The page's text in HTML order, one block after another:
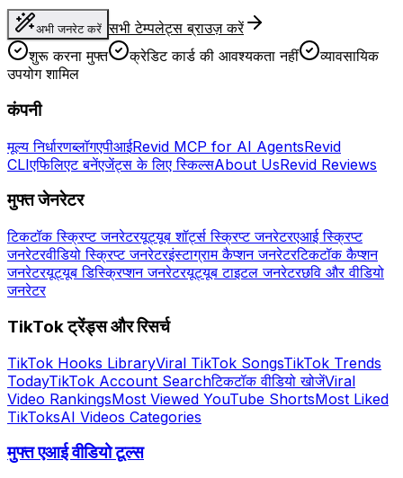
अभी जनरेट करें सभी टेम्पलेट्स ब्राउज़ करें
शुरू करना मुफ्त
क्रेडिट कार्ड की आवश्यकता नहीं
व्यावसायिक
उपयोग शामिल
कंपनी
मूल्य निर्धारणब्लॉगएपीआईRevid MCP for AI AgentsRevid
CLIएफिलिएट बनेंएजेंट्स के लिए स्किल्सAbout UsRevid Reviews
मुफ्त जेनरेटर
टिकटॉक स्क्रिप्ट जनरेटरयूट्यूब शॉर्ट्स स्क्रिप्ट जनरेटरएआई स्क्रिप्ट
जनरेटरवीडियो स्क्रिप्ट जनरेटरइंस्टाग्राम कैप्शन जनरेटरटिकटॉक कैप्शन
जनरेटरयूट्यूब डिस्क्रिप्शन जनरेटरयूट्यूब टाइटल जनरेटरछवि और वीडियो
जनरेटर
TikTok ट्रेंड्स और रिसर्च
TikTok Hooks LibraryViral TikTok SongsTikTok Trends
TodayTikTok Account Searchटिकटॉक वीडियो खोजेंViral
Video RankingsMost Viewed YouTube ShortsMost Liked
TikToksAI Videos Categories
मुफ्त एआई वीडियो टूल्स